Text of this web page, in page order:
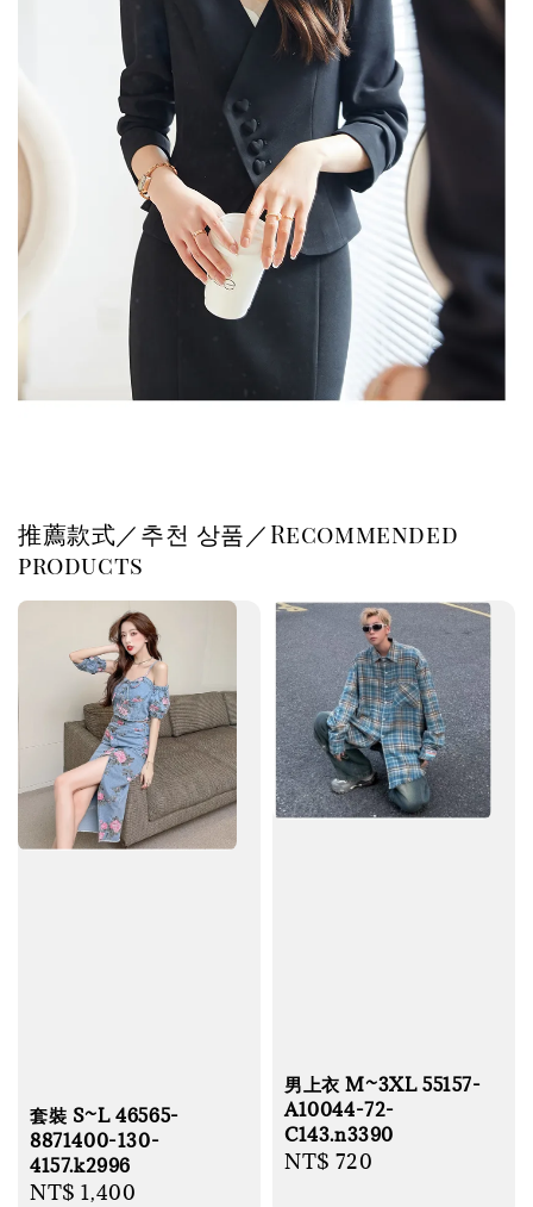
推薦款式／추천 상품／Recommended
products
套裝 S~L 46565-
8871400-130-
4157.k2996
Regular
NT$ 1,400
男上衣 M~3XL 55157-
A10044-72-
C143.n3390
Regular
NT$ 720